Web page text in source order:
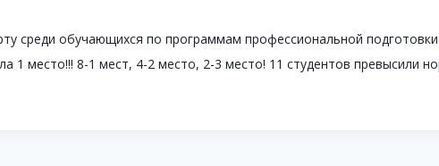
среди обучающихся по программам профессиональной
место!!! 8-1 мест, 4-2 место, 2-3 место! 11 студентов превысили